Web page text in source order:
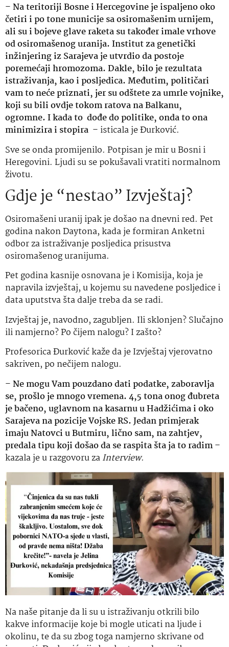
–Na teritoriji Bosne i Hercegovine je ispaljeno oko
četiri i po tone municije sa osiromašenim urnijem,
ali su i bojeve glave raketa su također imale vrhove
od osiromašenog uranija. Institut za genetički
inžinjering iz Sarajeva je utvrdio da postoje
poremećaji hromozoma. Dakle, bilo je rezultata
istraživanja, kao i posljedica. Međutim, političari
vam to neće priznati, jer su odštete za umrle vojnike,
koji su bili ovdje tokom ratova na Balkanu,
ogromne. I kada to dođe do politike, onda to ona
minimizira i stopira – isticala je Đurković.
Sve se onda promijenilo. Potpisan je mir u Bosni i
Heregovini. Ljudi su se pokušavali vratiti normalnom
životu.
Gdje je “nestao” Izvještaj?
Osiromašeni uranij ipak je došao na dnevni red. Pet
godina nakon Daytona, kada je formiran Anketni
odbor za istraživanje posljedica prisustva
osiromašenog uranijuma.
Pet godina kasnije osnovana je i Komisija, koja je
napravila izvještaj, u kojemu su navedene posljedice i
data uputstva šta dalje treba da se radi.
Izvještaj je, navodno, zagubljen. Ili sklonjen? Slučajno
ili namjerno? Po čijem nalogu? I zašto?
Profesorica Đurković kaže da je Izvještaj vjerovatno
sakriven, po nečijem nalogu.
–Ne mogu Vam pouzdano dati podatke, zaboravlja
se, prošlo je mnogo vremena. 4,5 tona onog đubreta
je bačeno, uglavnom na kasarnu u Hadžićima i oko
Sarajeva na pozicije Vojske RS. Jedan primjerak
imaju Natovci u Butmiru, lično sam, na zahtjev,
predala tipu koji došao da se raspita šta ja to radim–
kazala je u razgovoru zaInterview.
Na naše pitanje da li su u istraživanju otkrili bilo
kakve informacije koje bi mogle uticati na ljude i
okolinu, te da su zbog toga namjerno skrivane od